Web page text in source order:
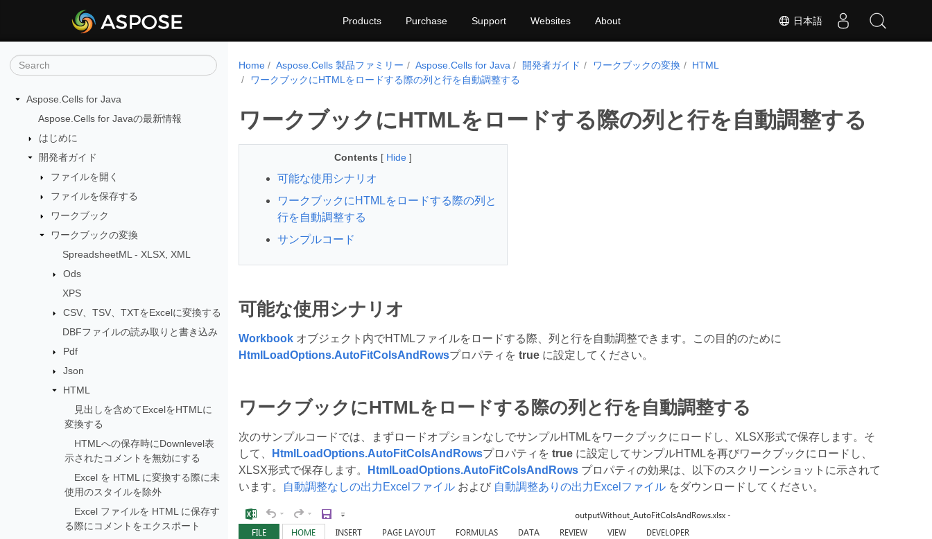
日本語
Products Purchase Support Websites About
Aspose.Cells for Java
Aspose.Cells for Javaの最新情報
はじめに
開発者ガイド
ファイルを開く
ファイルを保存する
ワークブック
ワークブックの変換
SpreadsheetML - XLSX, XML
Ods
XPS
CSV、TSV、TXTをExcelに変換する
DBFファイルの読み取りと書き込み
Pdf
Json
HTML
見出しを含めてExcelをHTMLに
変換する
HTMLへの保存時にDownlevel表
示されたコメントを無効にする
Excel を HTML に変換する際に未
使用のスタイルを除外
Excel ファイルを HTML に保存す
る際にコメントをエクスポート
Home Aspose.Cells 製品ファミリー Aspose.Cells for Java 開発者ガイド ワークブックの変換
HTML
ワークブックにHTMLをロードする際の列と行を自動調整する
ワークブックにHTMLをロードする際の列と行を自動調整する
Contents [ Hide ]
可能な使用シナリオ
ワークブックにHTMLをロードする際の列と
行を自動調整する
サンプルコード
可能な使用シナリオ
Workbookオブジェクト内でHTMLファイルをロードする際、列と行を自動調整できます。この目的のために
HtmlLoadOptions.AutoFitColsAndRowsプロパティを trueに設定してください。
ワークブックにHTMLをロードする際の列と行を自動調整する
次のサンプルコードでは、まずロードオプションなしでサンプルHTMLをワークブックにロードし、XLSX形式で保存します。そ
して、
HtmlLoadOptions.AutoFitColsAndRowsプロパティを trueに設定してサンプルHTMLを再びワークブックにロードし、
XLSX形式で保存します。
HtmlLoadOptions.AutoFitColsAndRowsプロパティの効果は、以下のスクリーンショットに示されて
います。
自動調整なしの出力Excelファイルおよび 自動調整ありの出力Excelファイルをダウンロードしてください。